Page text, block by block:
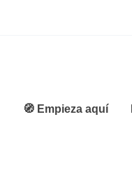
🧭 Empieza aquí